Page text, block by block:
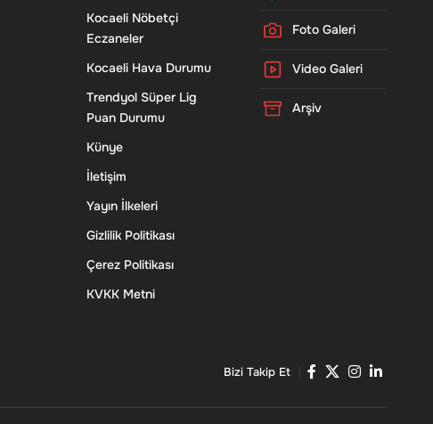
Kocaeli Nöbetçi
Eczaneler
Kocaeli Hava Durumu
Trendyol Süper Lig
Puan Durumu
Künye
İletişim
Yayın İlkeleri
Gizlilik Politikası
Çerez Politikası
KVKK Metni
Foto Galeri
Video Galeri
Arşiv
Bizi Takip Et